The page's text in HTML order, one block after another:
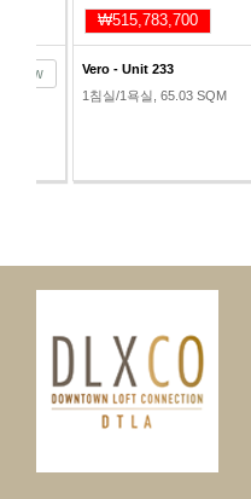
View Now
₩645,719,200
Vero - Unit 321
1침실/2욕실, 104.98